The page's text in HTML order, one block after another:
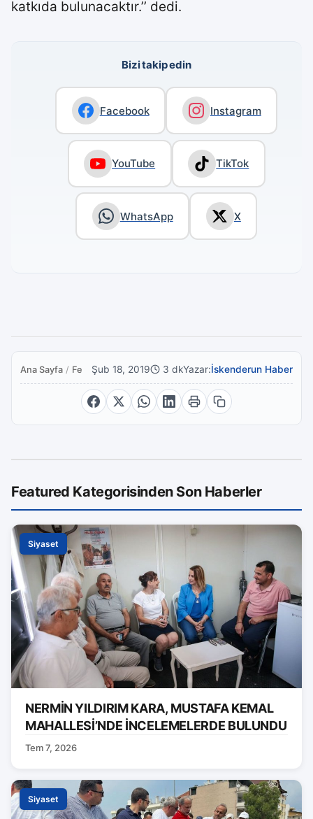
katkıda bulunacaktır.’’ dedi.
Bizi takip edin
Facebook Instagram
YouTube TikTok
WhatsApp X
Ana Sayfa / FeaturedŞub 18, 2019 3 dkYazar:İskenderun Haber
Featured Kategorisinden Son Haberler
Siyaset
NERMİN YILDIRIM KARA, MUSTAFA KEMAL
MAHALLESİ’NDE İNCELEMELERDE BULUNDU
Tem 7, 2026
Siyaset